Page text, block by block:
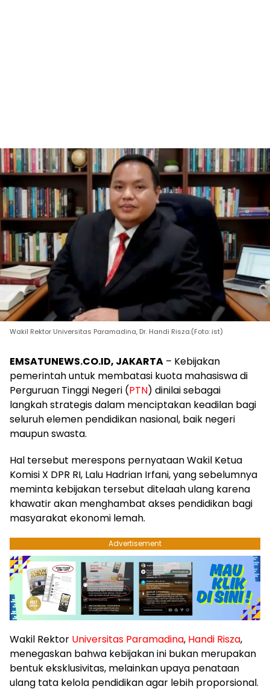
Wakil Rektor Universitas Paramadina, Dr. Handi Risza.(Foto: ist)
EMSATUNEWS.CO.ID, JAKARTA – Kebijakan
pemerintah untuk membatasi kuota mahasiswa di
Perguruan Tinggi Negeri (PTN) dinilai sebagai
langkah strategis dalam menciptakan keadilan bagi
seluruh elemen pendidikan nasional, baik negeri
maupun swasta.
Hal tersebut merespons pernyataan Wakil Ketua
Komisi X DPR RI, Lalu Hadrian Irfani, yang sebelumnya
meminta kebijakan tersebut ditelaah ulang karena
khawatir akan menghambat akses pendidikan bagi
masyarakat ekonomi lemah.
Advertisement
Wakil Rektor Universitas Paramadina, Handi Risza,
menegaskan bahwa kebijakan ini bukan merupakan
bentuk eksklusivitas, melainkan upaya penataan
ulang tata kelola pendidikan agar lebih proporsional.